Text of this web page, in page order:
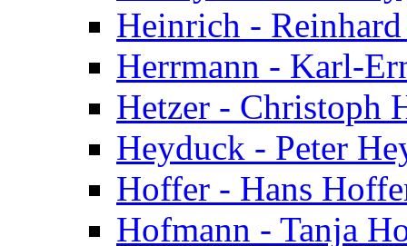
Heinrich -
Herrmann - Karl-
Hetzer - Christoph
Heyduck - Peter
Hoffer - Hans
Hofmann - Tanja